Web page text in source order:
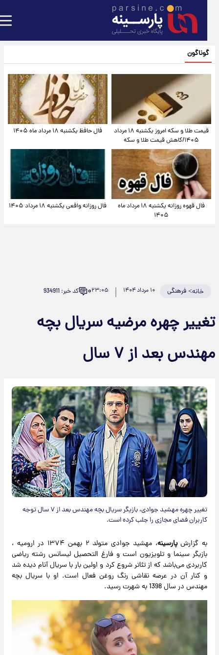
گوناگون
قیمت طلا و سکه امروز یکشنبه ۱۸ مرداد
۱۴۰۵/کاهش قیمت طلا و سکه
فال حافظ یکشنبه ۱۸ مرداد ماه ۱۴۰۵
فال قهوه روزانه یکشنبه ۱۸ مرداد ماه
۱۴۰۵
فال روزانه واقعی یکشنبه ۱۸ مرداد ۱۴۰۵
خانه>فرهنگی ۲۳:۰۵۰ کد خبر: 934911
چهره مرضیه سریال بچه
بعد از ۷ سال
تغییر چهره مهشید جوادی، بازیگر سریال بچه مهندس بعد از ۷ سال توجه
کاربران فضای مجازی را جلب کرده است.
به گزارشپارسینه
، مهشید جوادی متولد ۲ بهمن ۱۳۷۴ در ارومیه ،
بازیگر سینما و تلویزیون است و فارغ التحصیل لیسانس رشته ریاضی
کاربردی می‌باشد که از تئاتر شروع کرد و اولین بار با سریال آنام دیده شد
و کنار آن در عرصه نقاشی رنگ روغن فعال است. او با سریال بچه
مهندس در سال 1398 به شهرت رسید.